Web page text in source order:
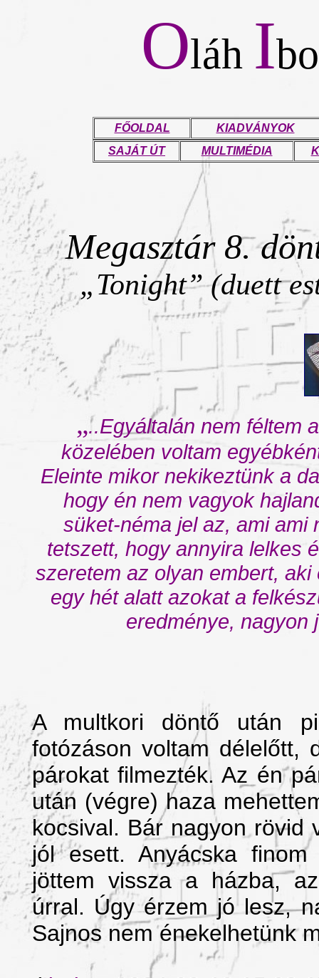
Oláh I
FŐOLDAL
KIADVÁNYOK
SAJÁT ÚT
MULTIMÉDIA
Megasztár 8.
„Tonight” (duett
„..Egyáltalán nem féltem
közelében voltam
Eleinte mikor nekikeztünk a
hogy én nem vagyok
süket-néma jel az, ami ami
tetszett, hogy annyira lelkes
szeretem az olyan embert,
egy hét alatt azokat a
eredménye, nagyon
A multkori döntő után
fotózáson voltam délelőtt,
párokat filmezték. Az én
után (végre) haza
kocsival. Bár nagyon rövid
jól esett. Anyácska
jöttem vissza a házba,
úrral. Úgy érzem jó lesz,
Sajnos nem énekelhetünk